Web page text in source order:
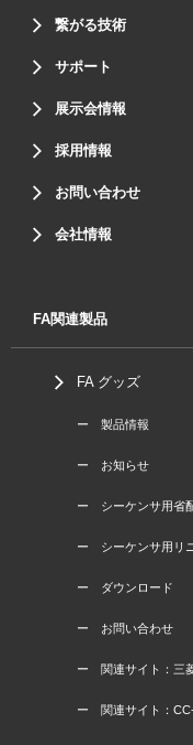
繋がる技術
サポート
展示会情報
採用情報
お問い合わせ
会社情報
FA関連製品
FA グッズ
ー 製品情報
ー お知らせ
ー シーケンサ用省
ー シーケンサ用リ
ー ダウンロード
ー お問い合わせ
ー 関連サイト：三
ー 関連サイト：